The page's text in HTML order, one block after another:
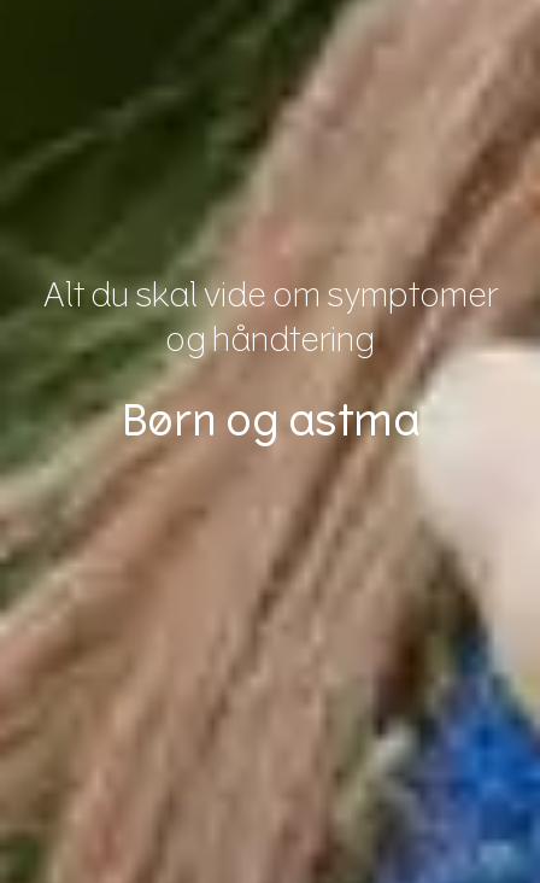
Alt du skal vide om symptomer
og håndtering
Børn og astma